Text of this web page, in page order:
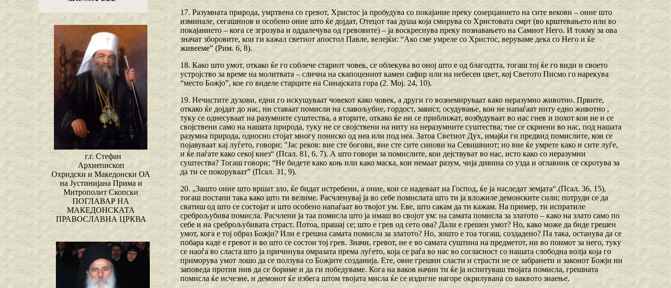
г.г. Стефан
Архиепископ
Охридски и Македонски ОА
на Јустинијана Прима и
Митрополит Скопски
ПОГЛАВАР НА
МАКЕДОНСКАТА
ПРАВОСЛАВНА ЦРКВА
17. Разумната природа, умртвена со гревот, Христос ја пробудува со покајание преку соѕерцанието на сите векови – оние што
изминале, сегашниов и особено оние што ќе дојдат, Отецот таа душа која смирува со Христовата смрт (во крштевањето или во
покајанието – кога се згрозува и оддалечува од гревовите) – ја воскреснува преку познавањето на Самиот Него. И токму за ова
значат зборовите, кои ги кажал светиот апостол Павле, велејќи: “Ако сме умреле со Христос, веруваме дека со Него и ќе
живееме” (Рим. 6, 8).
18. Како што умот, откако ќе го соблече стариот човек, се облекува во оној што е од благодтта, тогаш тој ќе го види и своето
устројство за време на молитвата – слична на скапоцениот камен caфир или на небесен цвет, кој Светото Писмо го нарекува
“место Божјо”, кое го виделе старците на Синајската гора (2. Мој. 24, 10).
19. Нечистите духови, едни го искушуваат човекот како човек, а други го вознемируваат како неразумно животно. Првите,
откако ќе дојдат до нас, ни ставаат помисли на славољубие, гордост, завист, осудување, кои не напаѓаат ниту едно животно ,
туку се однесуваат на разумните суштества, а вторите, откако ќе ни се приближат, возбудуваат во нас гнев и похот кои не и се
својствени само на нашата природа, туку не се својствени на ниту на неразумните суштества; тие се скриени во нас, под нашата
разумна природа, односно стојат многу пониско од неа или под неа. Затоа Светиот Дух, имајќи ги предвид помислите, кои се
појавуваат кај луѓето, говори; ”Јас реков: вие сте богови, вие сте сите синови на Севишниот; но вие ќе умрете како и сите луѓе,
и ќе паѓате како секој кнез“ (Псал. 81, 6, 7). А што говори за помислите, кои дејствуват во нас, исто како со неразумни
суштества? Тогаш говори; “Не бидете како коњ или како маска, кои немаат разум, чија дивина со узда и оглавник се скротува за
да ти се покоруваат” (Псал. 31, 9).
20. „Зашто оние што вршат зло, ќе бидат истребени, а оние, кои се надеваат на Господ, ќе ја наследат земјата“.(Псал. 36, 15),
тогаш постапи така како што ти велиме. Расчленувај ја во себе помислата што ти ја вложиле демонските сили; потруди се да
сватиш од што се состојат и што особено напаѓаат во твојот ум. Еве, што сакам да ти кажам. На пример, ти испратиле
среброљубива помисла. Расчлени ја таа помисла што ја имаш во својот ум: на самата помисла за златото – како на злато само по
себе и на среброљубивата страст. Потоа, прашај се; што е грев од сето ова? Дали е грешен умот? Но, како може да биде грешен
умот, кога е тој образ Божји? Или е грешна самата помисла за златото? Но, зошто е тоа тогаш, создадено? Па така, останува да се
побара каде е гревот и во што се состои тој грев. Значи, гревот, не е во самата суштина на предметот, ни во поимот за него, туку
се наоѓа во сласта што ја причинува омразата према луѓето, која се раѓа во нас во согласност со нашата слободна волја која го
приморува умот лошо да се ползува со Божјите созданија. Ете, овие грешни сласти и страсти не се забранети и законот Божји ни
заповеда против нив да се бориме и да ги победуваме. Кога на ваков начин ти ќе ја испитуваш твојата помисла, грешната
помисла ќе исчезне, и демонот ќе избега штом твојата мисла ќе се издигне нагоре окрилувана со ваквото знаење.